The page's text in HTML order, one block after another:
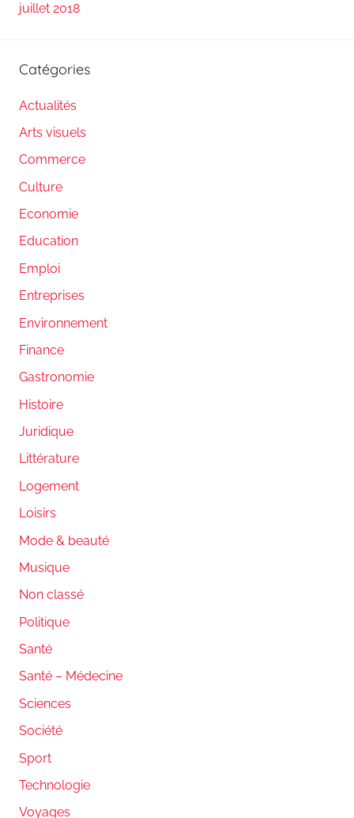
juillet 2018
Catégories
Actualités
Arts visuels
Commerce
Culture
Economie
Education
Emploi
Entreprises
Environnement
Finance
Gastronomie
Histoire
Juridique
Littérature
Logement
Loisirs
Mode & beauté
Musique
Non classé
Politique
Santé
Santé – Médecine
Sciences
Société
Sport
Technologie
Voyages